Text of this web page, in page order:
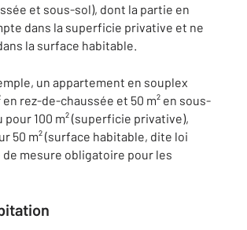
et sous-sol), dont la partie en
dans la superficie privative et ne
la surface habitable.
un appartement en souplex
en rez-de-chaussée et 50 m² en sous-
pour 100 m² (superficie privative),
50 m² (surface habitable, dite loi
mesure obligatoire pour les